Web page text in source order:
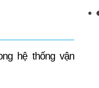
hệ thống vận